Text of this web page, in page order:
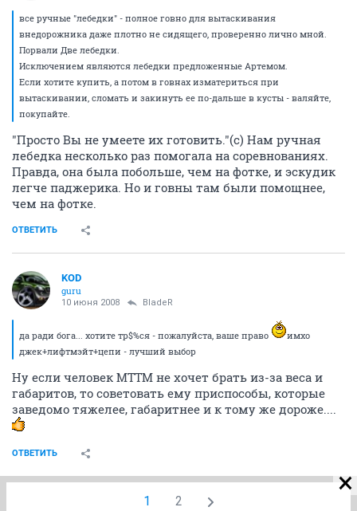
все ручные "лебедки" - полное говно для вытаскивания
внедорожника даже плотно не сидящего, проверенно лично мной.
Порвали Две лебедки.
Исключением являются лебедки предложенные Артемом.
Если хотите купить, а потом в говнах изматериться при
вытаскивании, сломать и закинуть ее по-дальше в кусты - валяйте,
покупайте.
"Просто Вы не умеете их готовить."(с) Нам ручная
лебедка несколько раз помогала на соревнованиях.
Правда, она была побольше, чем на фотке, и эскудик
легче паджерика. Но и говны там были помощнее,
чем на фотке.
ОТВЕТИТЬ
KOD
guru
10 июня 2008 BladeR
да ради бога... хотите тр$%ся - пожалуйста, ваше право
имхо
джек+лифтмэйт+цепи - лучший выбор
Ну если человек МТТМ не хочет брать из-за веса и
габаритов, то советовать ему приспособы, которые
заведомо тяжелее, габаритнее и к тому же дороже....
ОТВЕТИТЬ
1 2